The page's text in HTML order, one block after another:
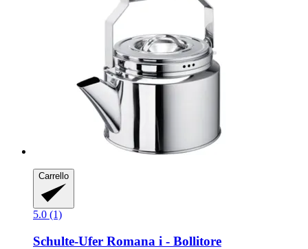
Carrello
5.0 (1)
Schulte-Ufer Romana i -​ Bollitore